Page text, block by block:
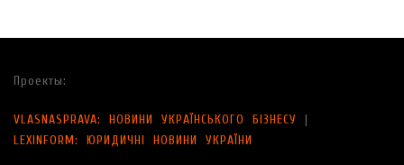
Проекты:
VLASNASPRAVA: НОВИНИ УКРАЇНСЬКОГО БІЗНЕСУ |
LEXINFORM: ЮРИДИЧНІ НОВИНИ УКРАЇНИ